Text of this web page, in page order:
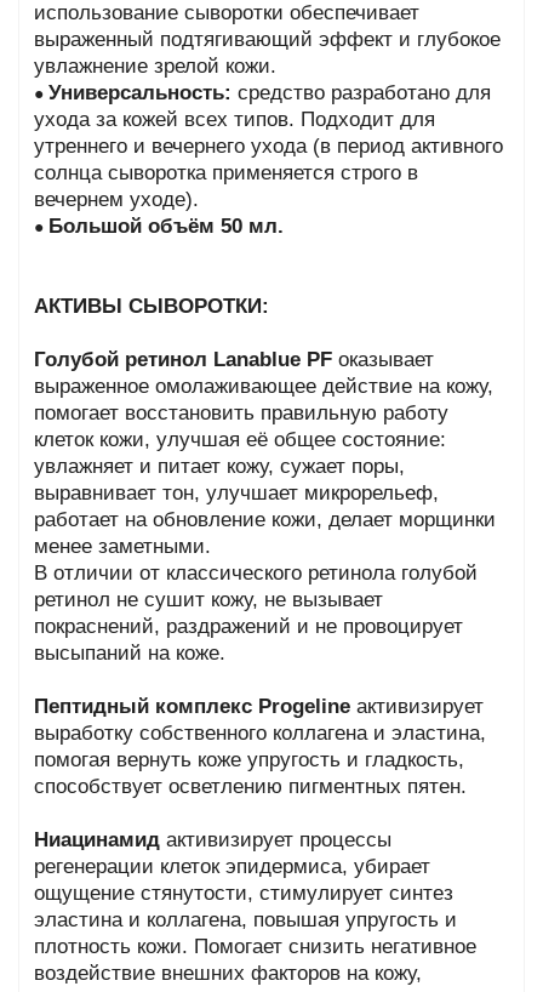
использование сыворотки обеспечивает
выраженный подтягивающий эффект и глубокое
увлажнение зрелой кожи.
● Универсальность: средство разработано для
ухода за кожей всех типов. Подходит для
утреннего и вечернего ухода (в период активного
солнца сыворотка применяется строго в
вечернем уходе).
● Большой объём 50 мл.
АКТИВЫ СЫВОРОТКИ:
Голубой ретинол Lanablue PF оказывает
выраженное омолаживающее действие на кожу,
помогает восстановить правильную работу
клеток кожи, улучшая её общее состояние:
увлажняет и питает кожу, сужает поры,
выравнивает тон, улучшает микрорельеф,
работает на обновление кожи, делает морщинки
менее заметными.
В отличии от классического ретинола голубой
ретинол не сушит кожу, не вызывает
покраснений, раздражений и не провоцирует
высыпаний на коже.
Пептидный комплекс Progeline активизирует
выработку собственного коллагена и эластина,
помогая вернуть коже упругость и гладкость,
способствует осветлению пигментных пятен.
Ниацинамид активизирует процессы
регенерации клеток эпидермиса, убирает
ощущение стянутости, стимулирует синтез
эластина и коллагена, повышая упругость и
плотность кожи. Помогает снизить негативное
воздействие внешних факторов на кожу,